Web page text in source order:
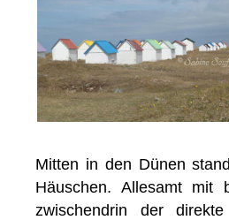
Mitten in den Dünen
Häuschen. Allesamt mit
zwischendrin der